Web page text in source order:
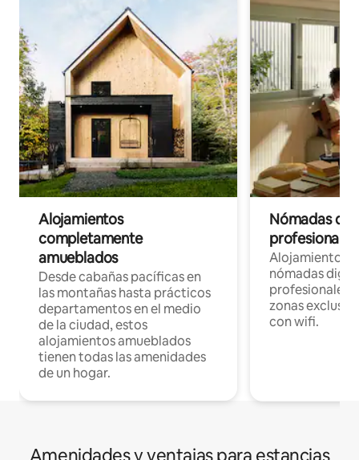
Alojamientos
completamente
amueblados
Desde cabañas pacíficas en
las montañas hasta prácticos
departamentos en el medio
de la ciudad, estos
alojamientos amueblados
tienen todas las amenidades
de un hogar.
Nómadas
Alojamientos
nómadas
profesionales
zonas
con wifi.